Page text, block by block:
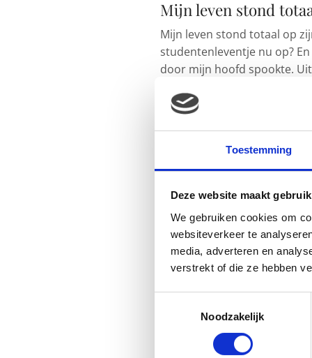
Toestemming
Deze website maakt
We gebruiken cookies om
websiteverkeer te
media, adverteren en
verstrekt of die ze hebben
Noodzakelijk
Mijn leven stond
Mijn leven stond totaal op
studentenleventje nu op?
door mijn hoofd spookte.
dochter Zoë hartstikke
“Als ik
vond ik
Het afgelopen jaar
Als ik op het afgelopen
wellicht iets te makkelijk
vrouw, sociaal, kok,